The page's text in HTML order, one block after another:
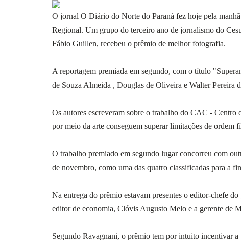
O jornal O Diário do Norte do Paraná fez hoje pela
Regional. Um grupo do terceiro ano de jornalismo do
Fábio Guillen, recebeu o prêmio de melhor fotografia.
A reportagem premiada em segundo, com o título
de Souza Almeida , Douglas de Oliveira e Walter Pereira
Os autores escreveram sobre o trabalho do CAC -
por meio da arte conseguem superar limitações de ordem
O trabalho premiado em segundo lugar concorreu com
de novembro, como uma das quatro classificadas para a
Na entrega do prêmio estavam presentes o editor-chefe
editor de economia, Clóvis Augusto Melo e a gerente de
Segundo Ravagnani, o prêmio tem por intuito incentivar